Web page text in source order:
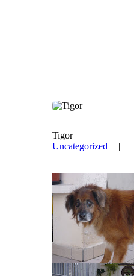
Tigor
Uncategorized